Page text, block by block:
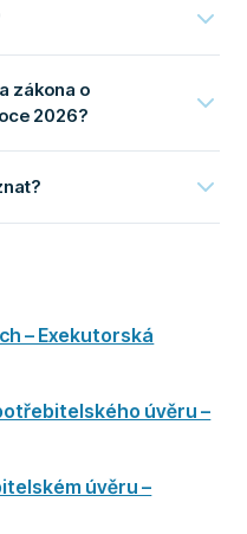
zákona o
2026?
– Exekutorská
úvěru –
úvěru –